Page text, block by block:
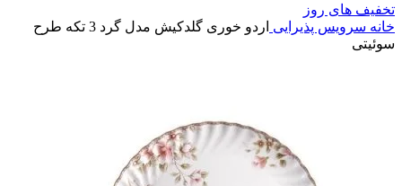
تخفیف های روز
خانه سرویس پذیرایی
اردو خوری گلدکیش مدل گرد 3 تکه طرح
سوئیتی